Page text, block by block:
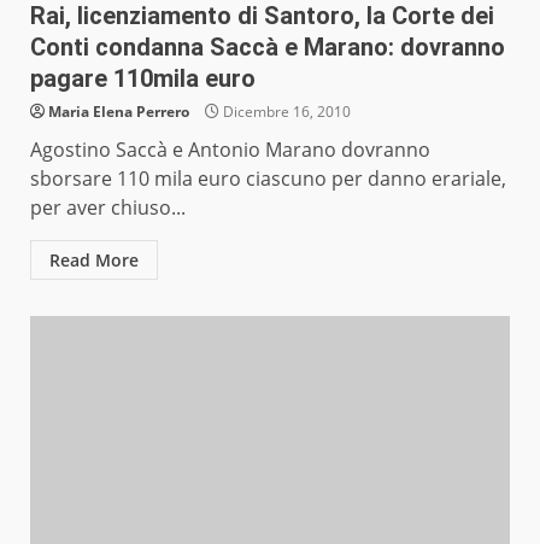
Rai, licenziamento di Santoro, la Corte dei
Conti condanna Saccà e Marano: dovranno
pagare 110mila euro
Maria Elena Perrero Dicembre 16, 2010
Agostino Saccà e Antonio Marano dovranno
sborsare 110 mila euro ciascuno per danno erariale,
per aver chiuso...
Read More